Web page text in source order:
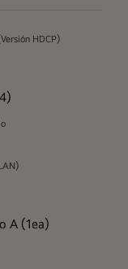
HDCP)
A (1ea)